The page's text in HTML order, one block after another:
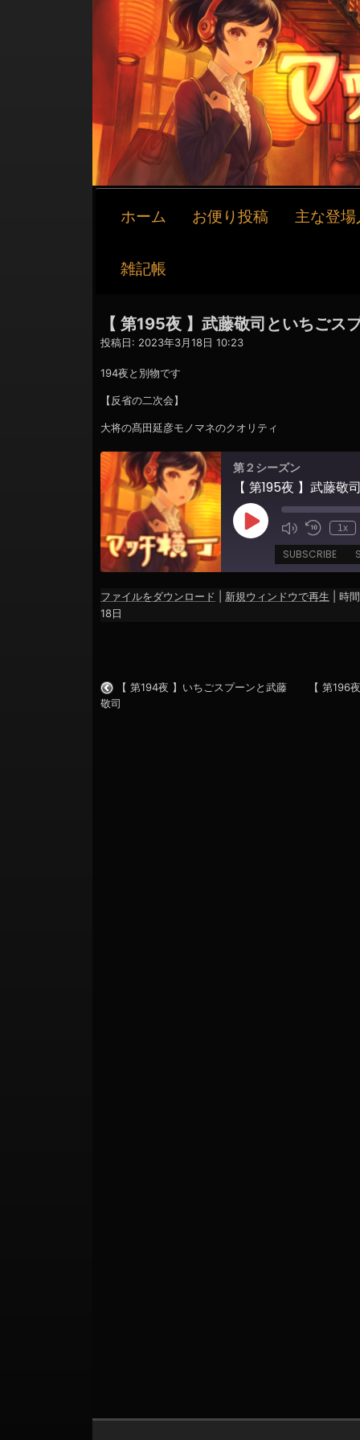
シ
ョ
ホーム お便り投稿 主な登
雑記帳
【 第195夜 】武藤敬司といちごス
投稿日: 2023年3月18日 10:23
194夜と別物です
【反省の二次会】
大将の髙田延彦モノマネのクオリティ
第２シーズン
【 第195夜 】武藤敬
Play
Episode
1x
SUBSCRIBE
SHARE
EMBED
ファイルをダウンロード 新規ウィンドウで再生
時
18日
【 第194夜 】いちごスプーンと武藤
敬司
【 第196